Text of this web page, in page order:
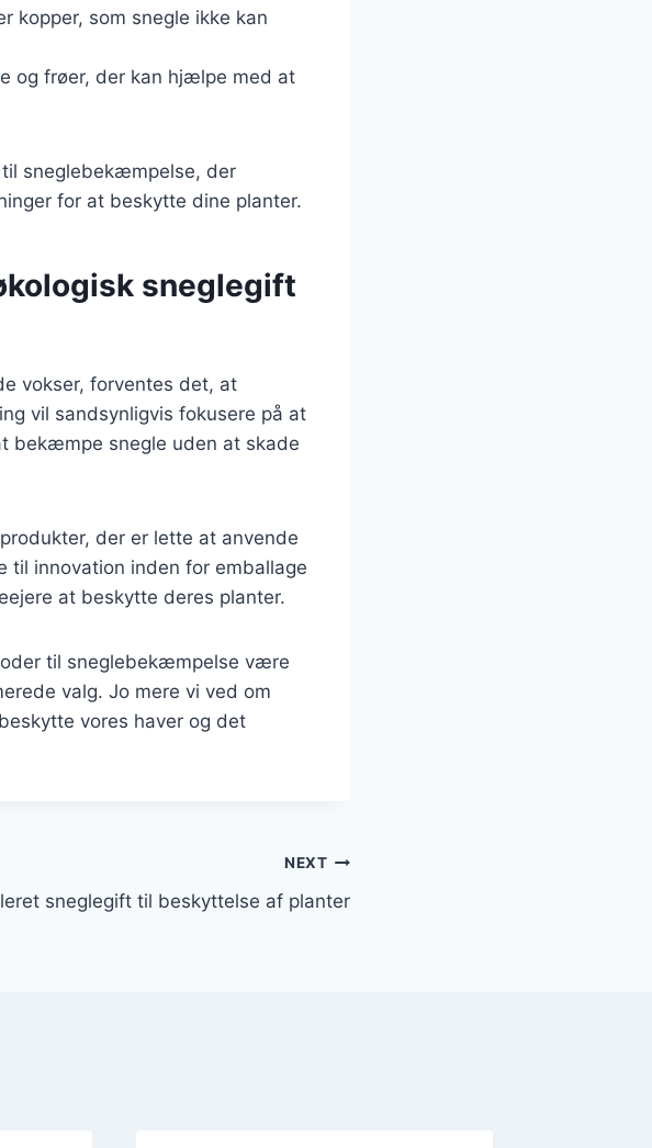
kopper, som snegle ikke kan
og frøer, der kan hjælpe med at
sneglebekæmpelse, der
for at beskytte dine planter.
sneglegift
vokser, forventes det, at
vil sandsynligvis fokusere på at
bekæmpe snegle uden at skade
der er lette at anvende
til innovation inden for emballage
at beskytte deres planter.
til sneglebekæmpelse være
valg. Jo mere vi ved om
vores haver og det
NEXT
sneglegift til beskyttelse af planter